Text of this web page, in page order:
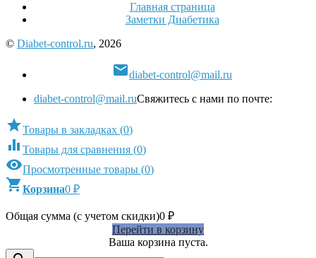
Главная страница
Заметки Диабетика
© Diabet-control.ru, 2026
diabet-control@mail.ru
diabet-control@mail.ruСвяжитесь с нами по почте:
Товары в закладках (0)
 Товары для сравнения (0)
Просмотренные товары (0)
Корзина0 ₽
Общая сумма (с учетом скидки)0 ₽
Перейти в корзину
Ваша корзина пуста.